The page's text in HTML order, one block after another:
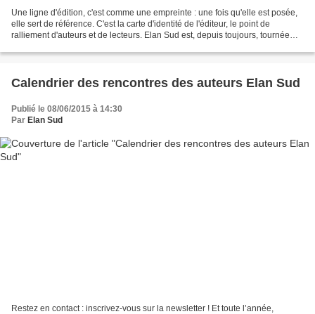
Une ligne d'édition, c'est comme une empreinte : une fois qu'elle est posée,
elle sert de référence. C'est la carte d'identité de l'éditeur, le point de
ralliement d'auteurs et de lecteurs. Elan Sud est, depuis toujours, tournée
Calendrier des rencontres des auteurs Elan Sud
Publié le 08/06/2015 à 14:30
Par Elan Sud
Restez en contact : inscrivez-vous sur la newsletter ! Et toute l’année,